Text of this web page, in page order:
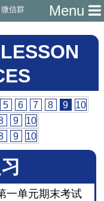
Menu
微信群
5 6 7 8 9 10
9 10
9 10
一单元期末考试